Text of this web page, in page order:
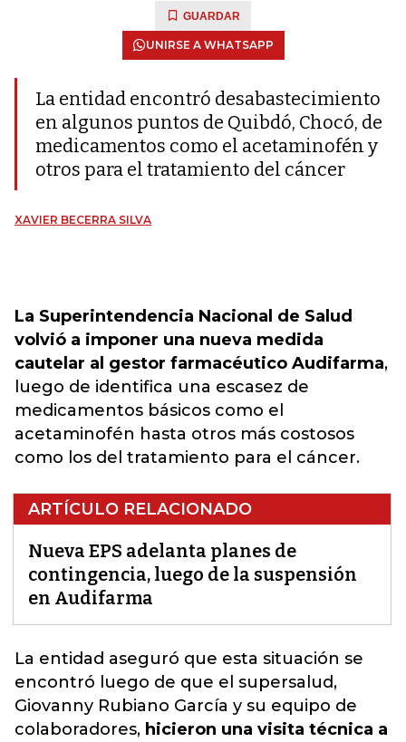
GUARDAR
UNIRSE A WHATSAPP
La entidad encontró desabastecimiento
en algunos puntos de Quibdó, Chocó, de
medicamentos como el acetaminofén y
otros para el tratamiento del cáncer
XAVIER BECERRA SILVA
La Superintendencia Nacional de Salud
volvió a imponer una nueva medida
cautelar al gestor farmacéutico Audifarma,
luego de identifica una escasez de
medicamentos básicos como el
acetaminofén hasta otros más costosos
como los del tratamiento para el cáncer.
ARTÍCULO RELACIONADO
Nueva EPS adelanta planes de
contingencia, luego de la suspensión
en Audifarma
La entidad aseguró que esta situación se
encontró luego de que el supersalud,
Giovanny Rubiano García y su equipo de
colaboradores, hicieron una visita técnica a